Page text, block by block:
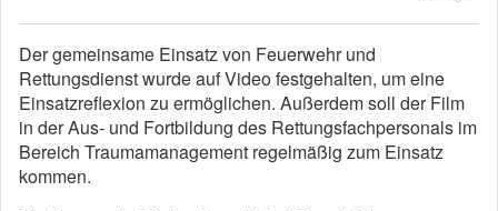
Der gemeinsame Einsatz von Feuerwehr und
Rettungsdienst wurde auf Video festgehalten, um eine
Einsatzreflexion zu ermöglichen. Außerdem soll der Film
in der Aus- und Fortbildung des Rettungsfachpersonals im
Bereich Traumamanagement regelmäßig zum Einsatz
kommen.